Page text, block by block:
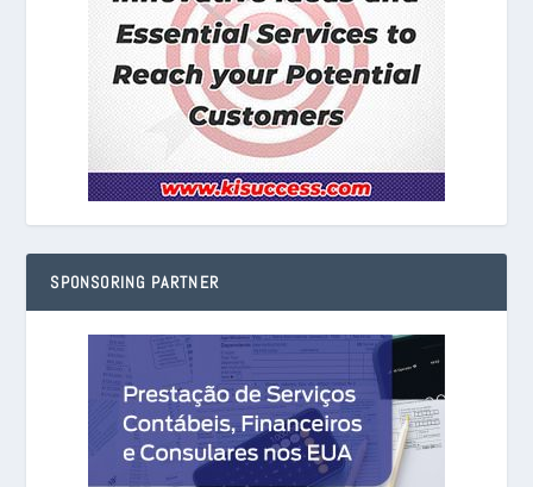
SPONSORING PARTNER